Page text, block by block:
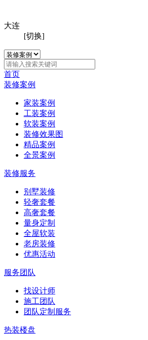
大连
[切换]
首页
装修案例
家装案例
工装案例
软装案例
装修效果图
精品案例
全景案例
装修服务
别墅装修
轻奢套餐
高奢套餐
量身定制
全屋软装
老房装修
优惠活动
服务团队
找设计师
施工团队
团队定制服务
热装楼盘